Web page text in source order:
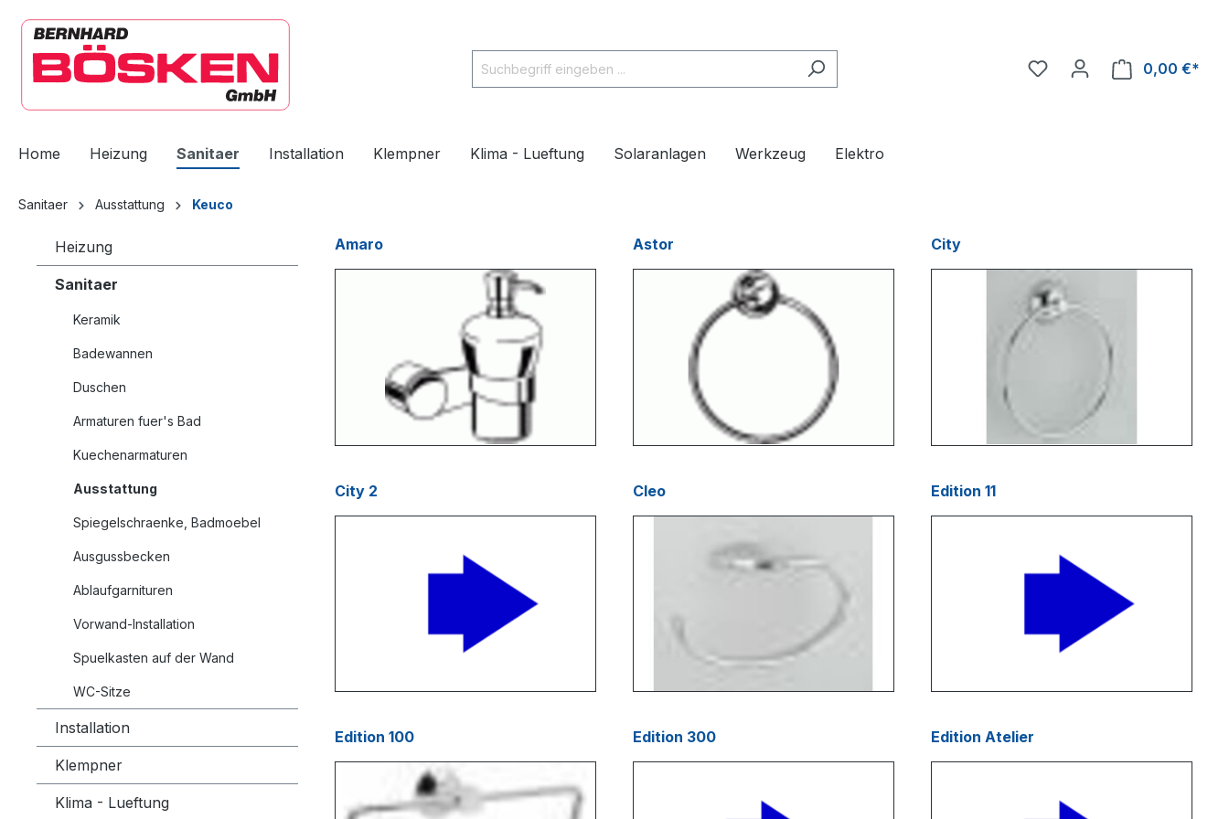
Zur Hauptnavigation springen
0,00 €*
Home Heizung Sanitaer Installation Klempner Klima - Lueftung Solaranlagen Werkzeug Elektro
Sanitaer Ausstattung Keuco
Heizung
Sanitaer
Keramik
Badewannen
Duschen
Armaturen fuer's Bad
Kuechenarmaturen
Ausstattung
Spiegelschraenke, Badmoebel
Ausgussbecken
Ablaufgarnituren
Vorwand-Installation
Spuelkasten auf der Wand
WC-Sitze
Installation
Klempner
Klima - Lueftung
Amaro Astor City
City 2 Cleo Edition 11
Edition 100 Edition 300 Edition Atelier